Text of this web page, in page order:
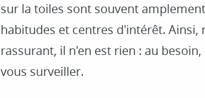
sur la toiles sont souvent
habitudes et centres d'intérêt. Ainsi,
rassurant, il n'en est rien : au
vous surveiller.